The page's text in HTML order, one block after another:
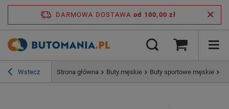
DARMOWA DOSTAWA od 100,00 zł
Wstecz Strona główna Buty męskie Buty sportowe męskie